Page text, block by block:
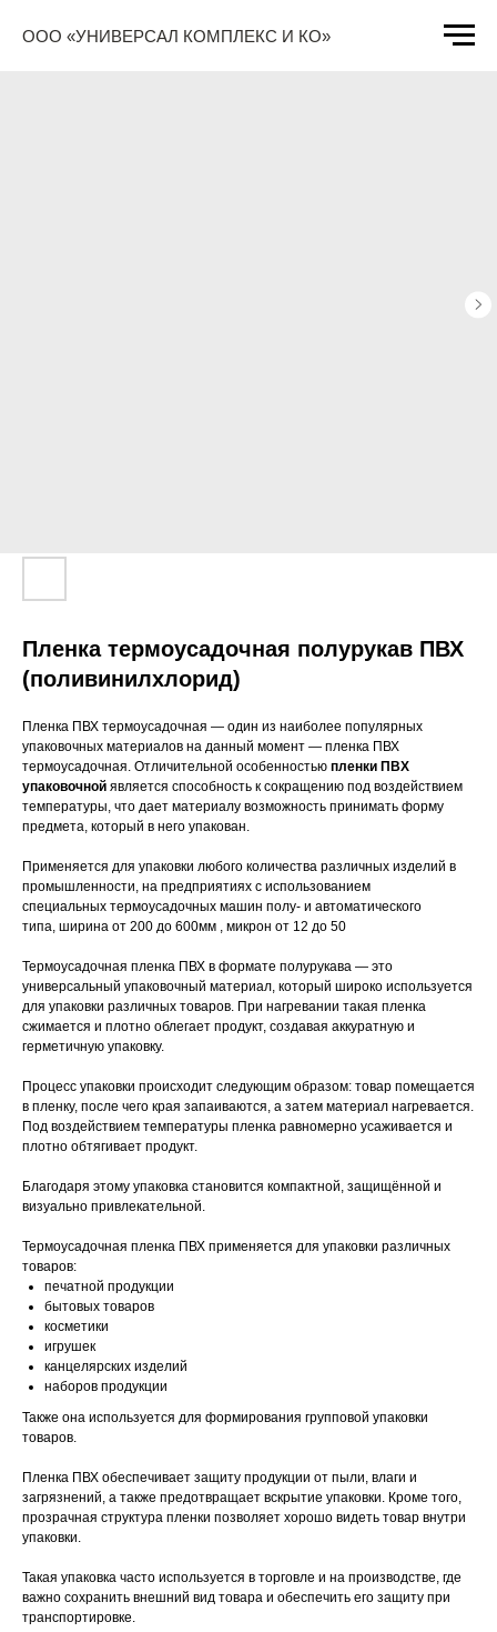
ООО «УНИВЕРСАЛ КОМПЛЕКС И КО»
Пленка термоусадочная полурукав ПВХ
(поливинилхлорид)
Пленка ПВХ термоусадочная — один из наиболее популярных
упаковочных материалов на данный момент — пленка ПВХ
термоусадочная. Отличительной особенностью пленки ПВХ
упаковочной является способность к сокращению под воздействием
температуры, что дает материалу возможность принимать форму
предмета, который в него упакован.
Применяется для упаковки любого количества различных изделий в
промышленности, на предприятиях с использованием
специальных термоусадочных машин полу- и автоматического
типа, ширина от 200 до 600мм , микрон от 12 до 50
Термоусадочная пленка ПВХ в формате полурукава — это
универсальный упаковочный материал, который широко используется
для упаковки различных товаров. При нагревании такая пленка
сжимается и плотно облегает продукт, создавая аккуратную и
герметичную упаковку.
Процесс упаковки происходит следующим образом: товар помещается
в пленку, после чего края запаиваются, а затем материал нагревается.
Под воздействием температуры пленка равномерно усаживается и
плотно обтягивает продукт.
Благодаря этому упаковка становится компактной, защищённой и
визуально привлекательной.
Термоусадочная пленка ПВХ применяется для упаковки различных
товаров:
печатной продукции
бытовых товаров
косметики
игрушек
канцелярских изделий
наборов продукции
Также она используется для формирования групповой упаковки
товаров.
Пленка ПВХ обеспечивает защиту продукции от пыли, влаги и
загрязнений, а также предотвращает вскрытие упаковки. Кроме того,
прозрачная структура пленки позволяет хорошо видеть товар внутри
упаковки.
Такая упаковка часто используется в торговле и на производстве, где
важно сохранить внешний вид товара и обеспечить его защиту при
транспортировке.